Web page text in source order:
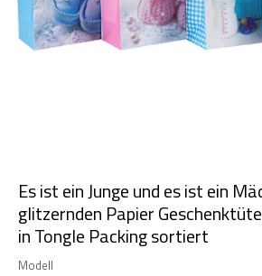
Es ist ein Junge und es ist ein
glitzernden Papier
in Tongle Packing sortiert
Modell